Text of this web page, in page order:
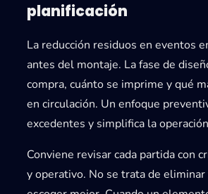
planificación
La reducción residuos en eventos
antes del montaje. La fase de
compra, cuánto se imprime y qué
en circulación. Un enfoque
excedentes y simplifica la
Conviene revisar cada partida con
y operativo. No se trata de